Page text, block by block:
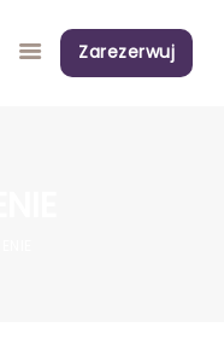
Zarezerwuj